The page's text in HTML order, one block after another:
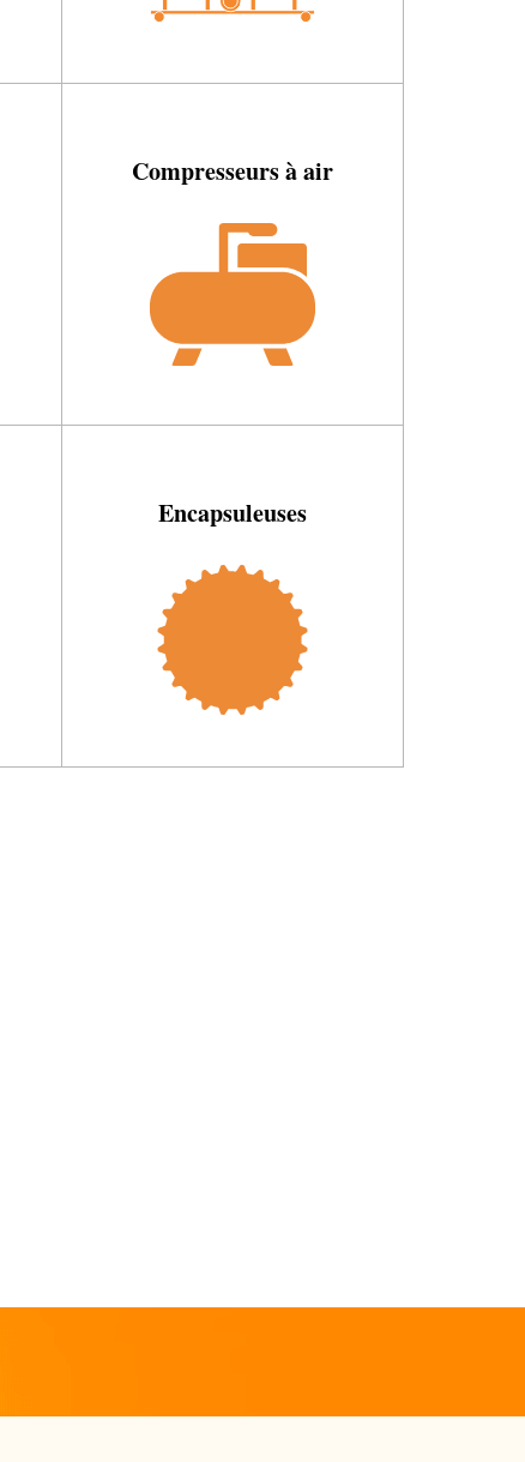
Compresseurs à air
Encapsuleuses